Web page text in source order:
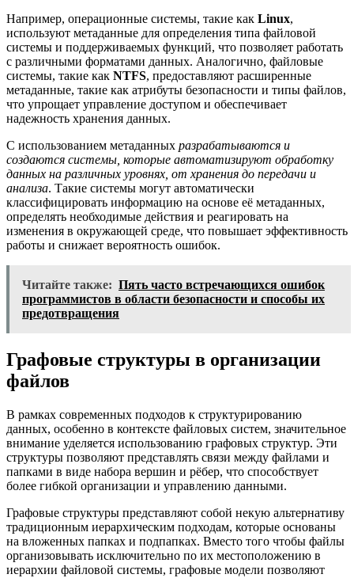
Например, операционные системы, такие как Linux,
используют метаданные для определения типа файловой
системы и поддерживаемых функций, что позволяет работать
с различными форматами данных. Аналогично, файловые
системы, такие как NTFS, предоставляют расширенные
метаданные, такие как атрибуты безопасности и типы файлов,
что упрощает управление доступом и обеспечивает
надежность хранения данных.
С использованием метаданных разрабатываются и
создаются системы, которые автоматизируют обработку
данных на различных уровнях, от хранения до передачи и
анализа. Такие системы могут автоматически
классифицировать информацию на основе её метаданных,
определять необходимые действия и реагировать на
изменения в окружающей среде, что повышает эффективность
работы и снижает вероятность ошибок.
Читайте также: Пять часто встречающихся ошибок
программистов в области безопасности и способы их
предотвращения
Графовые структуры в организации
файлов
В рамках современных подходов к структурированию
данных, особенно в контексте файловых систем, значительное
внимание уделяется использованию графовых структур. Эти
структуры позволяют представлять связи между файлами и
папками в виде набора вершин и рёбер, что способствует
более гибкой организации и управлению данными.
Графовые структуры представляют собой некую альтернативу
традиционным иерархическим подходам, которые основаны
на вложенных папках и подпапках. Вместо того чтобы файлы
организовывать исключительно по их местоположению в
иерархии файловой системы, графовые модели позволяют